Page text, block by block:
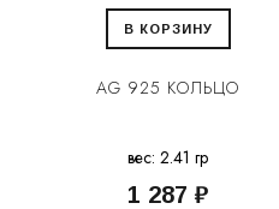
В КОРЗИНУ
AG 925 КОЛЬЦО
вес: 2.41 гр
1 287 ₽